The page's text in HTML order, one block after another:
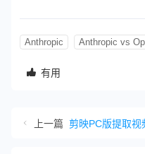
Anthropic Anthropic vs
有用
上一篇